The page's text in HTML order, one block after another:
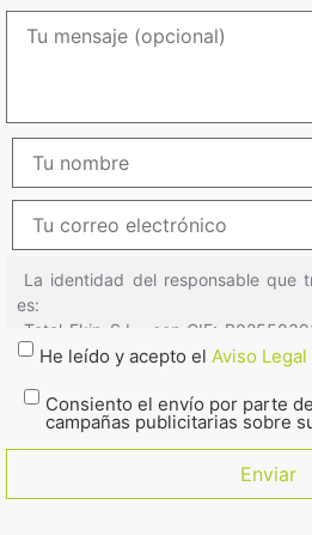
He leído y acepto el Aviso Legal
Consiento el envío por parte
campañas publicitarias sobre